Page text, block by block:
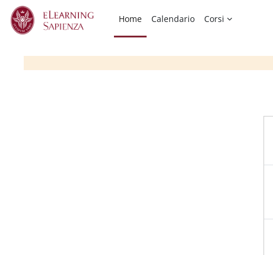
Vai al contenuto principale
Home
Calendario Corsi